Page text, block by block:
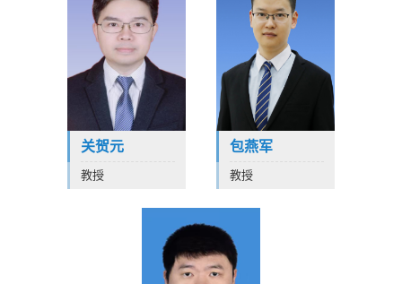
关贺元
教授
包燕军
教授